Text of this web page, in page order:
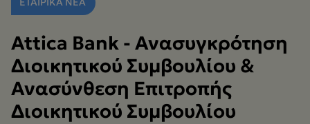
Attica Bank - Ανασυγκρότηση
Διοικητικού Συμβουλίου &
Ανασύνθεση Επιτροπής
Διοικητικού Συμβουλίου